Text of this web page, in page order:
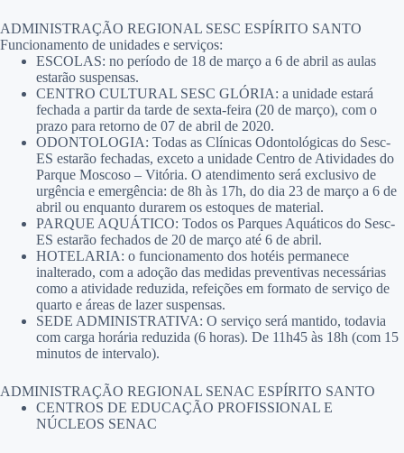
ADMINISTRAÇÃO REGIONAL SESC ESPÍRITO SANTO
Funcionamento de unidades e serviços:
ESCOLAS: no período de 18 de março a 6 de abril as aulas
estarão suspensas.
CENTRO CULTURAL SESC GLÓRIA: a unidade estará
fechada a partir da tarde de sexta-feira (20 de março), com o
prazo para retorno de 07 de abril de 2020.
ODONTOLOGIA: Todas as Clínicas Odontológicas do Sesc-
ES estarão fechadas, exceto a unidade Centro de Atividades do
Parque Moscoso – Vitória. O atendimento será exclusivo de
urgência e emergência: de 8h às 17h, do dia 23 de março a 6 de
abril ou enquanto durarem os estoques de material.
PARQUE AQUÁTICO: Todos os Parques Aquáticos do Sesc-
ES estarão fechados de 20 de março até 6 de abril.
HOTELARIA: o funcionamento dos hotéis permanece
inalterado, com a adoção das medidas preventivas necessárias
como a atividade reduzida, refeições em formato de serviço de
quarto e áreas de lazer suspensas.
SEDE ADMINISTRATIVA: O serviço será mantido, todavia
com carga horária reduzida (6 horas). De 11h45 às 18h (com 15
minutos de intervalo).
ADMINISTRAÇÃO REGIONAL SENAC ESPÍRITO SANTO
CENTROS DE EDUCAÇÃO PROFISSIONAL E
NÚCLEOS SENAC